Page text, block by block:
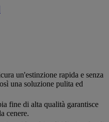
un'estinzione rapida e senza
una soluzione pulita ed
fine di alta qualità garantisce
cenere.